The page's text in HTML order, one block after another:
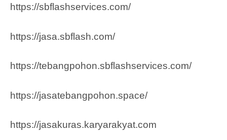
https://sbflashservices.com/
https://jasa.sbflash.com/
https://tebangpohon.sbflashservices.com/
https://jasatebangpohon.space/
https://jasakuras.karyarakyat.com